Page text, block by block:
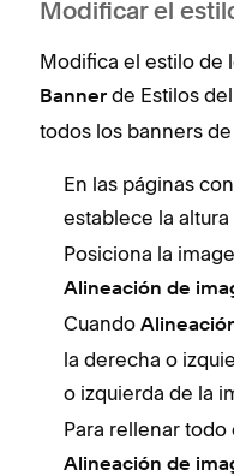
Modificar el
Modifica el estilo de
Banner de Estilos
todos los banners
En las páginas
establece la
Posiciona la
Alineación de
Cuando
la derecha o
o izquierda de la
Para rellenar
Alineación de